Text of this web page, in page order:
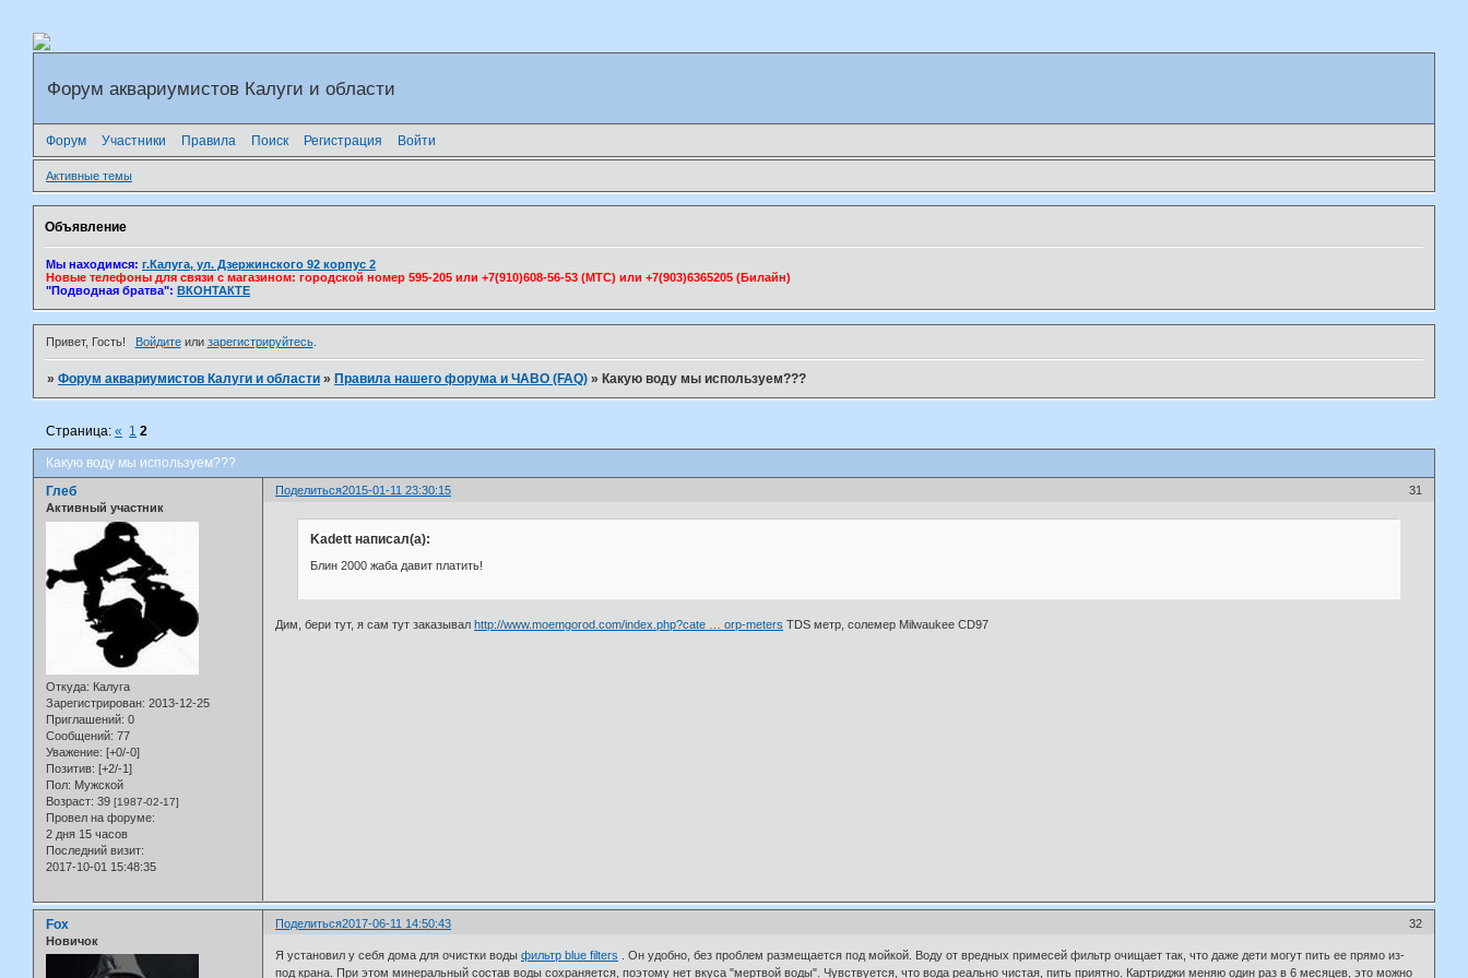
Форум аквариумистов Калуги и области
Форум Участники Правила Поиск Регистрация Войти
Активные темы
Объявление
Мы находимся: г.Калуга, ул. Дзержинского 92 корпус 2
Новые телефоны для связи с магазином: городской номер 595-205 или +7(910)608-56-53 (МТС) или +7(903)6365205 (Билайн)
"Подводная братва": ВКОНТАКТЕ
Привет, Гость! Войдитеили зарегистрируйтесь.
»Форум аквариумистов Калуги и области » Правила нашего форума и ЧАВО (FAQ) » Какую воду мы используем???
Какую воду мы используем???
Страница:« 1 2
Поделиться 31
2015-01-11 23:30:15
Глеб
Активный участник
Откуда: Калуга
Зарегистрирован: 2013-12-25
Приглашений: 0
Сообщений: 77
Уважение: [+0/-0]
Позитив: [+2/-1]
Пол: Мужской
Возраст: 39 [1987-02-17]
Провел на форуме:
2 дня 15 часов
Последний визит:
2017-10-01 15:48:35
Kadett написал(а):
Блин 2000 жаба давит платить!
Дим, бери тут, я сам тут заказывалhttp://www.moemgorod.com/index.php?cate … orp-meters TDS метр, солемер Milwaukee CD97
Поделиться 32
2017-06-11 14:50:43
Fox
Новичок
Я установил у себя дома для очистки водыфильтр blue filters . Он удобно, без проблем размещается под мойкой. Воду от вредных примесей фильтр очищает так, что даже дети могут пить ее прямо из-
под крана. При этом минеральный состав воды сохраняется, поэтому нет вкуса "мертвой воды". Чувствуется, что вода реально чистая, пить приятно. Картриджи меняю один раз в 6 месяцев, это можно